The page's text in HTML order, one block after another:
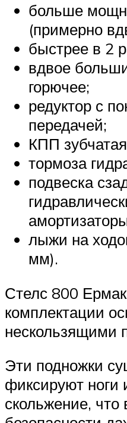
больше
(примерно
быстрее в 2
вдвое
горючее;
редуктор с
передачей;
КПП
тормоза
подвеска
лыжи на
мм).
Стелс 800
комплектации
нескользящими
Эти подножки
фиксируют ноги
скольжение, что